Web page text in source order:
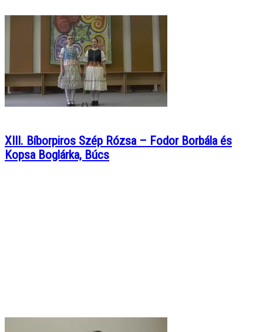
XIII. Bíborpiros Szép Rózsa – Fodor Borbála és
Kopsa Boglárka, Búcs